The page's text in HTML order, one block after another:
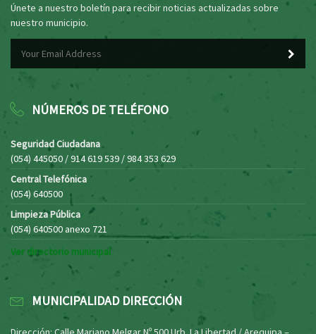
Únete a nuestro boletín para recibir noticias actualizadas sobre
nuestro municipio.
NÚMEROS DE TELÉFONO
Seguridad Ciudadana
(054) 445050 / 914 619 539 / 984 353 629
Central Telefónica
(054) 640500
Limpieza Pública
(054) 640500 anexo 721
Ver directorio municipal
MUNICIPALIDAD DIRECCIÓN